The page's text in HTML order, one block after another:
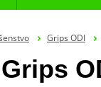
Grips ODI